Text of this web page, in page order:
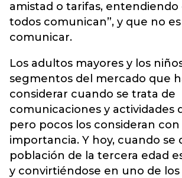
amistad o tarifas, entendiendo
todos comunican”, y que no
comunicar.
Los adultos mayores y los
segmentos del mercado que
considerar cuando se trata de
comunicaciones y actividades
pero pocos los consideran con
importancia. Y hoy, cuando se
población de la tercera edad
y convirtiéndose en uno de